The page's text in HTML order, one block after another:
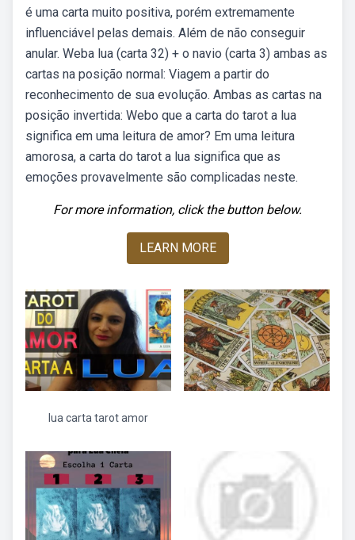
é uma carta muito positiva, porém extremamente
influenciável pelas demais. Além de não conseguir
anular. Weba lua (carta 32) + o navio (carta 3) ambas as
cartas na posição normal: Viagem a partir do
reconhecimento de sua evolução. Ambas as cartas na
posição invertida: Webo que a carta do tarot a lua
significa em uma leitura de amor? Em uma leitura
amorosa, a carta do tarot a lua significa que as
emoções provavelmente são complicadas neste.
For more information, click the button below.
LEARN MORE
lua carta tarot amor